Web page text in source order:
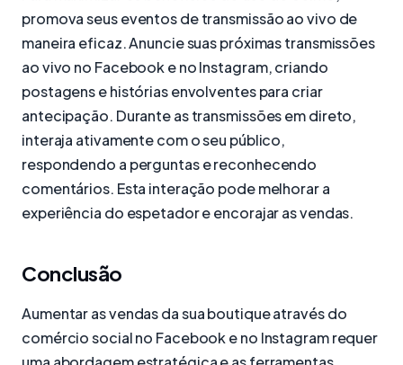
promova seus eventos de transmissão ao vivo de
maneira eficaz. Anuncie suas próximas transmissões
ao vivo no Facebook e no Instagram, criando
postagens e histórias envolventes para criar
antecipação. Durante as transmissões em direto,
interaja ativamente com o seu público,
respondendo a perguntas e reconhecendo
comentários. Esta interação pode melhorar a
experiência do espetador e encorajar as vendas.
Conclusão
Aumentar as vendas da sua boutique através do
comércio social no Facebook e no Instagram requer